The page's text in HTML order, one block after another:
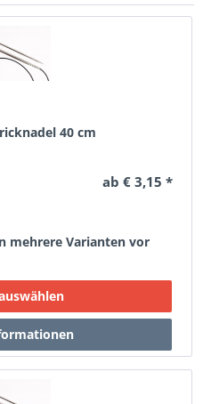
40 cm
ab € 3,15 *
mehrere Varianten vor